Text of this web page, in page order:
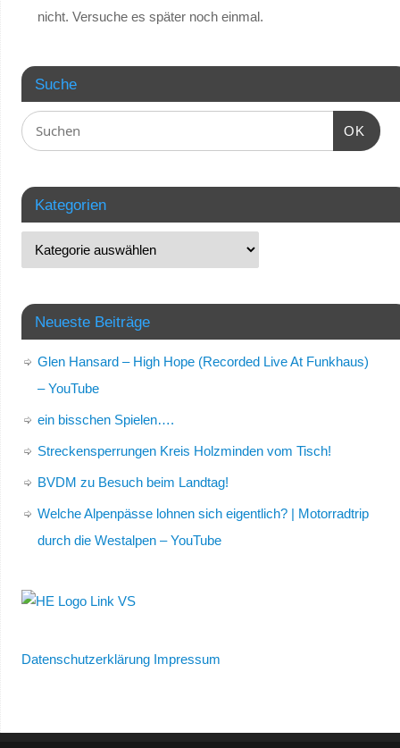
nicht. Versuche es später noch einmal.
Suche
OK
Kategorien
Neueste Beiträge
Glen Hansard – High Hope (Recorded Live At Funkhaus)
– YouTube
ein bisschen Spielen….
Streckensperrungen Kreis Holzminden vom Tisch!
BVDM zu Besuch beim Landtag!
Welche Alpenpässe lohnen sich eigentlich? | Motorradtrip
durch die Westalpen – YouTube
Datenschutzerklärung Impressum